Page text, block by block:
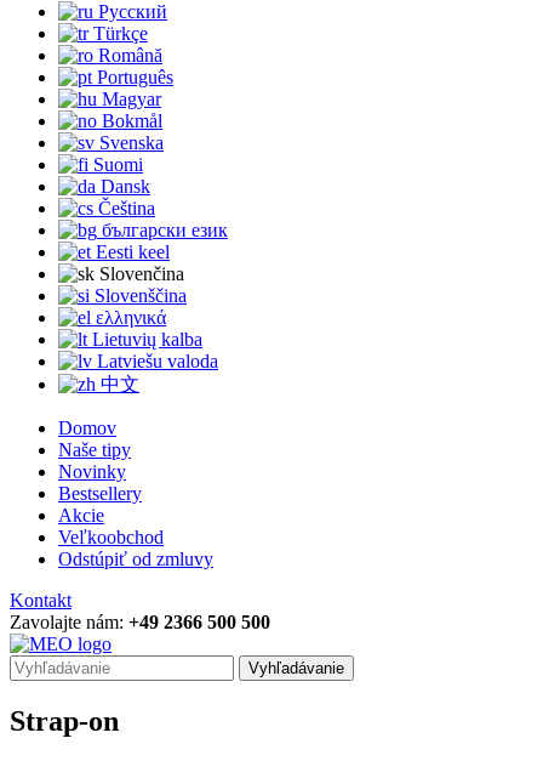
Русский
Türkçe
Română
Português
Magyar
Bokmål
Svenska
Suomi
Dansk
Čeština
български език
Eesti keel
Slovenčina
Slovenščina
ελληνικά
Lietuvių kalba
Latviešu valoda
中文
Domov
Naše tipy
Novinky
Bestsellery
Akcie
Veľkoobchod
Odstúpiť od zmluvy
Kontakt
Zavolajte nám: +49 2366 500 500
Vyhľadávanie
Strap-on